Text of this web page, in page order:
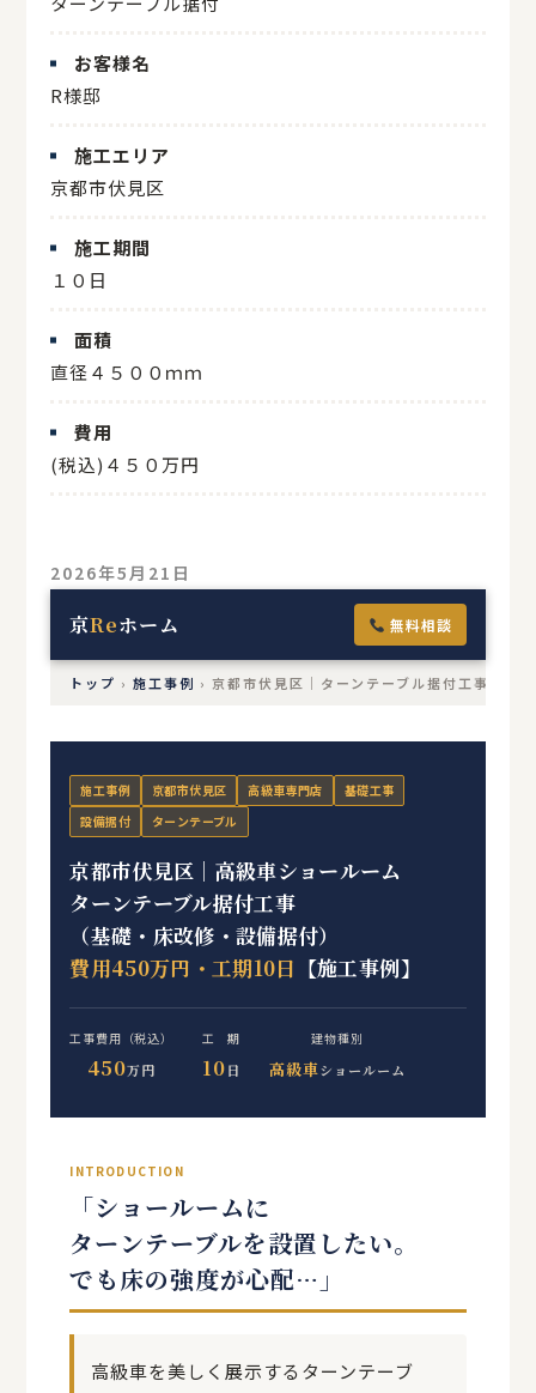
お客様名
R様邸
施工エリア
京都市伏見区
施工期間
１０日
面積
直径４５００ｍｍ
費用
(税込)４５０万円
2026年5月21日
京Reホーム 無料相談
トップ › 施工事例 › 京都市伏見区｜ターンテーブル据付工事
施工事例 京都市伏見区 高級車専門店
基礎工事
設備据付
ターンテーブル
京都市伏見区｜高級車ショールーム
ターンテーブル据付工事
（基礎・床改修・設備据付）
費用450万円・工期10日 【施工事例】
工事費用（税込）
450万円
工 期
10日
建物種別
高級車ショールーム
INTRODUCTION
「ショールームに
ターンテーブルを設置したい。
でも床の強度が心配…」
高級車を美しく展示するターンテーブ